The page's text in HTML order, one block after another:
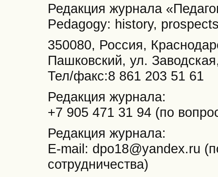
Редакция журнала
Pedagogу: history,
350080, Россия,
Пашковский, ул.
Тел/факс:8 861 203 51 61
Редакция журнала:
+7 905 471 31 94 (по
Редакция журнала:
E-mail: dpo18@yandex.ru
сотрудничества)